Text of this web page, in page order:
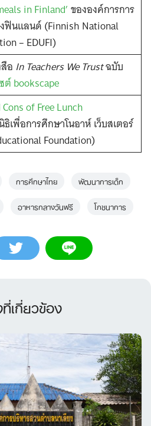
in Finland’ ขององค์การการ
ฟินแลนด์ (Finnish National
– EDUFI)
อ In Teachers We Trustฉบับ
ต์ bookscape
Cons of Free Lunch
เพื่อการศึกษาโนอาห์ เว็บสเตอร์
Foundation)
การศึกษาไทย
พัฒนาการเด็ก
อาหารกลางวันฟรี โภชนาการ
เกี่ยวข้อง